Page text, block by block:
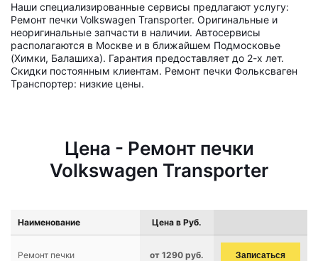
Наши специализированные сервисы предлагают услугу:
Ремонт печки Volkswagen Transporter. Оригинальные и
неоригинальные запчасти в наличии. Автосервисы
располагаются в Москве и в ближайшем Подмосковье
(Химки, Балашиха). Гарантия предоставляет до 2-х лет.
Скидки постоянным клиентам. Ремонт печки Фольксваген
Транспортер: низкие цены.
Цена - Ремонт печки
Volkswagen Transporter
Наименование Цена в Руб.
Ремонт печки от 1290 руб. Записаться